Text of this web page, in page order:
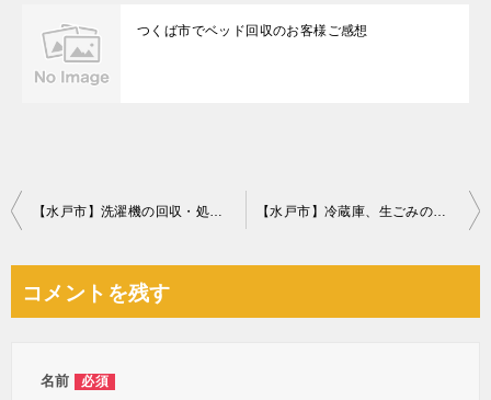
つくば市でベッド回収のお客様ご感想
投
ビ
【水戸市】洗濯機の回収・処分ご依頼 お客様の声 【水戸市】冷蔵庫、生ごみの回収・処分ご依頼 お客様の声
コメントを残す
名前 必須